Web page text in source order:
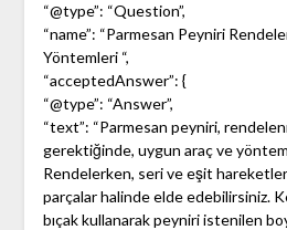
“@type”: “Question”,
“name”: “Parmesan Peyniri
Yöntemleri “,
“acceptedAnswer”: {
“@type”: “Answer”,
“text”: “Parmesan peyniri,
gerektiğinde, uygun araç ve
Rendelerken, seri ve eşit
parçalar halinde elde edebilirsiniz.
bıçak kullanarak peyniri istenilen